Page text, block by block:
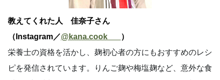
教えてくれた人 佳奈子さん
（Instagram／@kana.cook___
）
栄養士の資格を活かし、麹初心者の方にもおすすめのレシ
ピを発信されています。りんご麹や梅塩麹など、意外な食